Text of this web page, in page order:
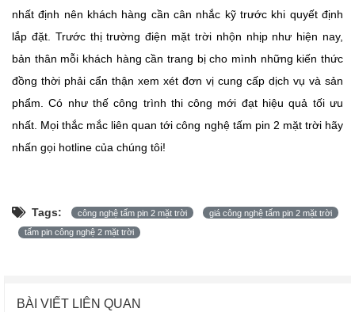
nhất định nên khách hàng cần cân nhắc kỹ trước khi quyết định
lắp đặt. Trước thị trường điện mặt trời nhộn nhịp như hiện nay,
bản thân mỗi khách hàng cần trang bị cho mình những kiến thức
đồng thời phải cẩn thận xem xét đơn vị cung cấp dịch vụ và sản
phẩm. Có như thế công trình thi công mới đạt hiệu quả tối ưu
nhất. Mọi thắc mắc liên quan tới công nghệ tấm pin 2 mặt trời hãy
nhấn gọi hotline của chúng tôi!
Tags: công nghệ tấm pin 2 mặt trời giá công nghệ tấm pin 2 mặt trời
tấm pin công nghệ 2 mặt trời
BÀI VIẾT LIÊN QUAN